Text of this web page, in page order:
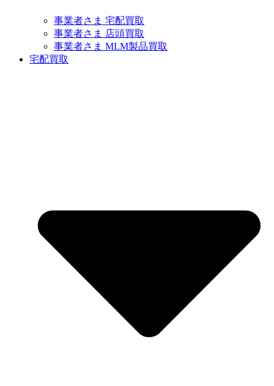
事業者さま 宅配買取
事業者さま 店頭買取
事業者さま MLM製品買取
宅配買取